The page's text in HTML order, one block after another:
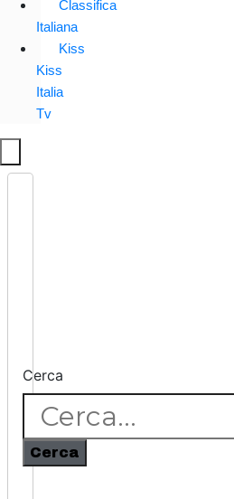
Classifica
Italiana
Kiss
Kiss
Italia
Tv
Cerca
Cerca